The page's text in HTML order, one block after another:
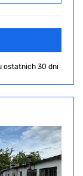
ostatnich 30 dni